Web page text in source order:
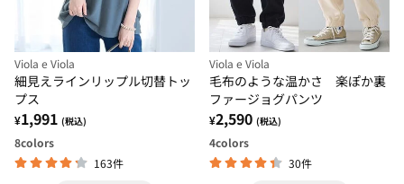
Viola e Viola
細見えラインリップル切替トッ
プス
¥1,991 (税込)
8colors
163件
Viola e Viola
毛布のような温かさ 楽ぽか裏
ファージョグパンツ
¥2,590 (税込)
4colors
30件